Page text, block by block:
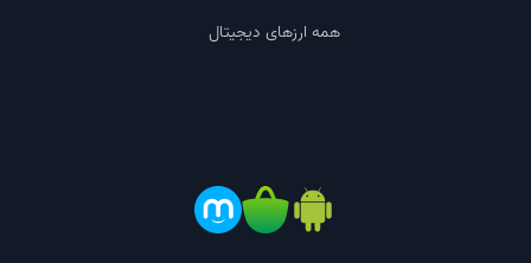
صرافی موربیت، نیاز به پرداخت کارمزد دارید. جهت خرید
همه ارزهای دیجیتال